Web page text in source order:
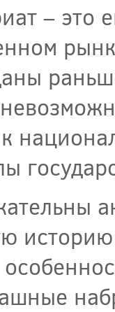
– это
к